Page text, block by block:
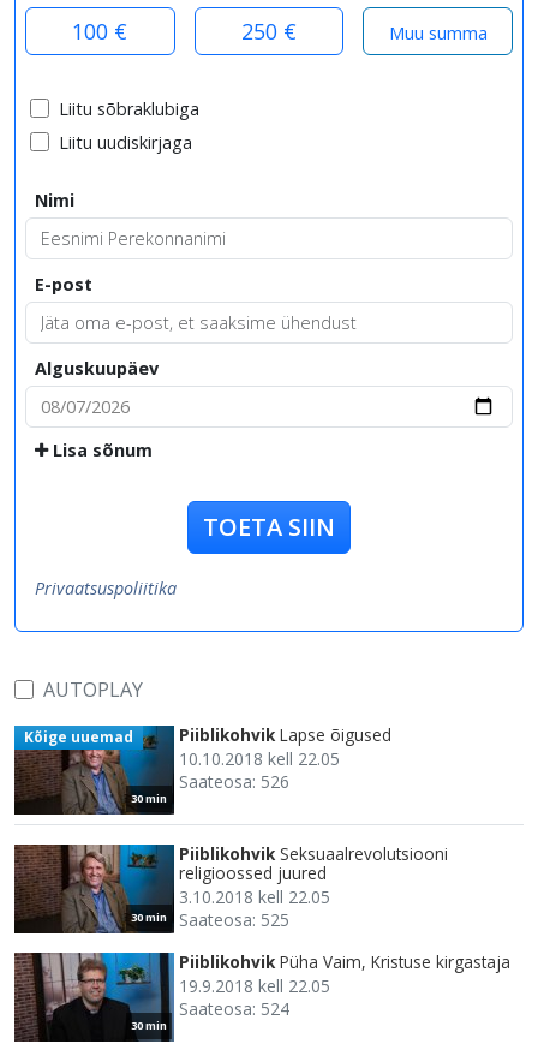
100 € 250 €
Liitu sõbraklubiga
Liitu uudiskirjaga
Nimi
E-post
Alguskuupäev
Lisa sõnum
TOETA SIIN
Privaatsuspoliitika
AUTOPLAY
30 min
Kõige uuemad Piiblikohvik Lapse õigused
10.10.2018 kell 22.05
Saateosa: 526
30 min
Piiblikohvik Seksuaalrevolutsiooni
religioossed juured
3.10.2018 kell 22.05
Saateosa: 525
30 min
Piiblikohvik Püha Vaim, Kristuse kirgastaja
19.9.2018 kell 22.05
Saateosa: 524